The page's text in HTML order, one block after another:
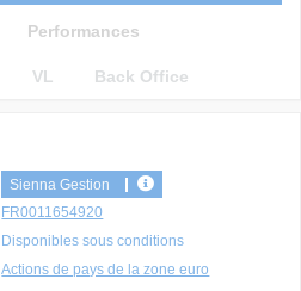
Performances
VL Back Office
Sienna Gestion
FR0011654920
Disponibles sous conditions
Actions de pays de la zone euro